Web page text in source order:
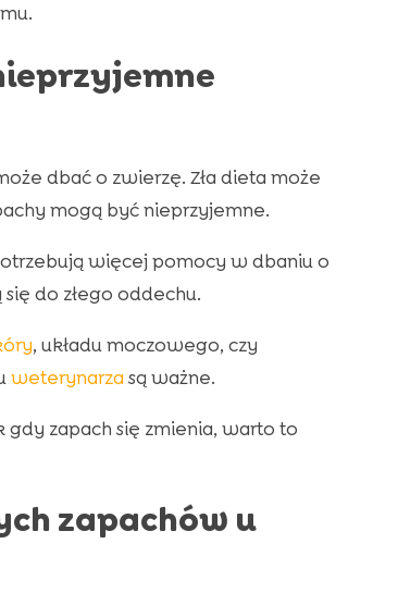
dbać o zwierzę. Zła dieta może
mogą być nieprzyjemne.
więcej pomocy w dbaniu o
do złego oddechu.
, układu moczowego, czy
weterynarza są ważne.
zapach się zmienia, warto to
zapachów u